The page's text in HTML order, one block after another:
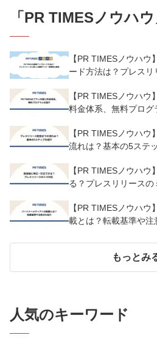
「 PR TIMESノウハウ
【PR TIMESノウハウ
ード方法は？プレス
【PR TIMESノウハウ
料金体系、無料プログ
【PR TIMESノウハ
流れは？基本の5ステ
【PR TIMESノウハウ
る？プレスリリースの
【PR TIMESノウハ
載とは？転載基準や注
もっとみ
人気のキーワード